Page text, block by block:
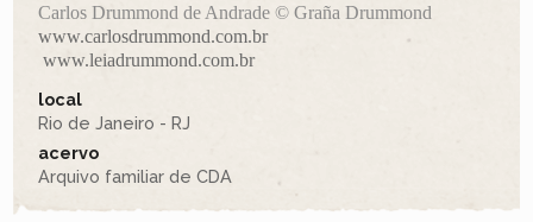
Carlos Drummond de Andrade © Graña Drummond
www.carlosdrummond.com.br
www.leiadrummond.com.br
local
Rio de Janeiro - RJ
acervo
Arquivo familiar de CDA